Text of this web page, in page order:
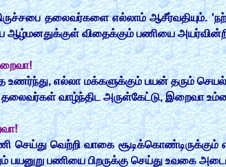
தலைவர்களை எல்லாம்
விதைக்கும் பணியை
உணர்ந்து, எல்லா மக்களுக்கும் பயன் தரும்
தலைவர்கள் வாழ்ந்திட அருள்கேட்டு, இறைவா
செய்து வெற்றி வாகை
பணியை பிறருக்கு செய்து உவகை